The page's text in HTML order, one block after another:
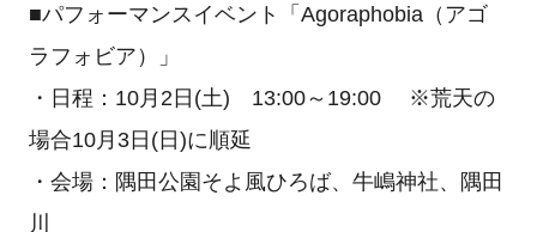
■パフォーマンスイベント「Agoraphobia（アゴ
ラフォビア）」
・日程：10月2日(土) 13:00～19:00 ※荒天の
場合10月3日(日)に順延
・会場：隅田公園そよ風ひろば、牛嶋神社、隅田
川